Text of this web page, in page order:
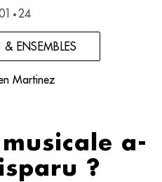
• 24
& ENSEMBLES
Martinez
a-
?